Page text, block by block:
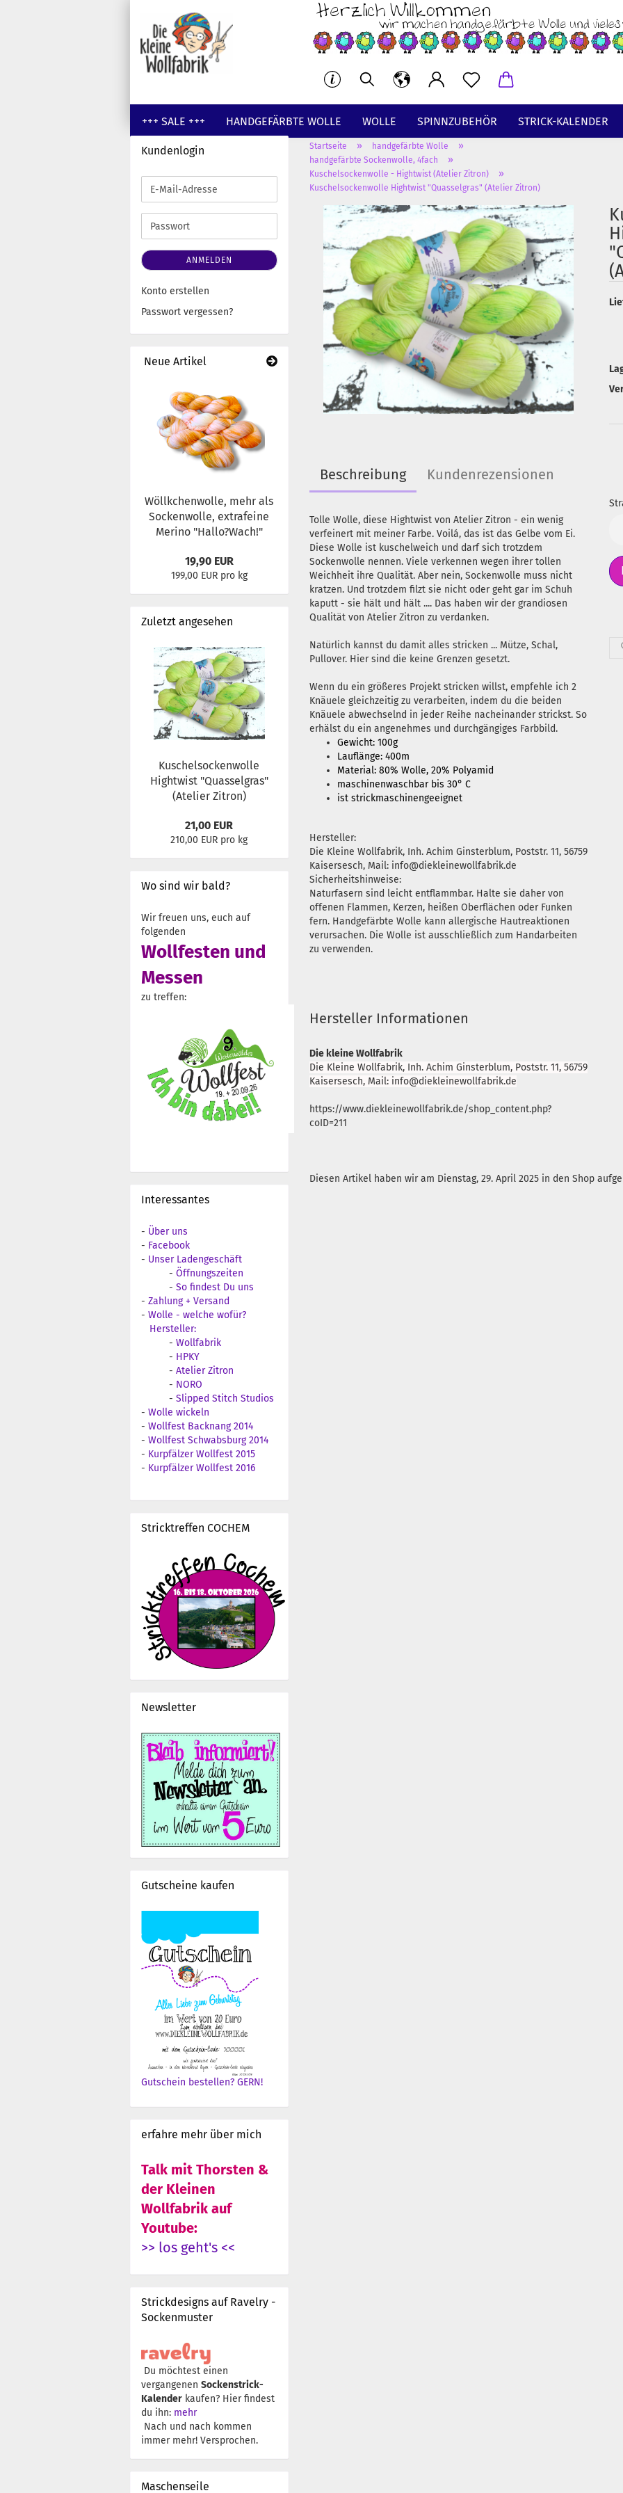
+++ SALE +++ HANDGEFÄRBTE WOLLE WOLLE SPINNZUBEHÖR STRICK-KALENDER
GUTSCHEINE WOLLE UNGEFÄRBT
Startseite » handgefärbte Wolle »
handgefärbte Sockenwolle, 4fach »
Kuschelsockenwolle - Hightwist (Atelier Zitron) »
Kuschelsockenwolle Hightwist "Quasselgras" (Atelier Zitron)
Beschreibung Kundenrezensionen
Tolle Wolle, diese Hightwist von Atelier Zitron - ein wenig
verfeinert mit meiner Farbe. Voilá, das ist das Gelbe vom Ei.
Diese Wolle ist kuschelweich und darf sich trotzdem
Sockenwolle nennen. Viele verkennen wegen ihrer tollen
Weichheit ihre Qualität. Aber nein, Sockenwolle muss nicht
kratzen. Und trotzdem filzt sie nicht oder geht gar im Schuh
kaputt - sie hält und hält .... Das haben wir der grandiosen
Qualität von Atelier Zitron zu verdanken.
Natürlich kannst du damit alles stricken ... Mütze, Schal,
Pullover. Hier sind die keine Grenzen gesetzt.
Wenn du ein größeres Projekt stricken willst, empfehle ich 2
Knäuele gleichzeitig zu verarbeiten, indem du die beiden
Knäuele abwechselnd in jeder Reihe nacheinander strickst. So
erhälst du ein angenehmes und durchgängiges Farbbild.
Gewicht: 100g
Lauflänge: 400m
Material: 80% Wolle, 20% Polyamid
maschinenwaschbar bis 30° C
ist strickmaschinengeeignet
Hersteller:
Die Kleine Wollfabrik, Inh. Achim Ginsterblum, Poststr. 11, 56759
Kaisersesch, Mail: info@diekleinewollfabrik.de
Sicherheitshinweise:
Naturfasern sind leicht entflammbar. Halte sie daher von
offenen Flammen, Kerzen, heißen Oberflächen oder Funken
fern. Handgefärbte Wolle kann allergische Hautreaktionen
verursachen. Die Wolle ist ausschließlich zum Handarbeiten
zu verwenden.
Hersteller Informationen
Die kleine Wollfabrik
Die Kleine Wollfabrik, Inh. Achim Ginsterblum, Poststr. 11, 56759
Kaisersesch, Mail: info@diekleinewollfabrik.de
https://www.diekleinewollfabrik.de/shop_content.php?
coID=211
Diesen Artikel haben wir am Dienstag, 29. April 2025 in den Shop
Kundenlogin
E-
Mail-
Adresse
Passwort
ANMELDEN
Konto erstellen
Passwort vergessen?
Neue Artikel
Wöllkchenwolle, mehr als
Sockenwolle, extrafeine
Merino "Hallo?Wach!"
19,90 EUR
199,00 EUR pro kg
Zuletzt angesehen
Kuschelsockenwolle
Hightwist "Quasselgras"
(Atelier Zitron)
21,00 EUR
210,00 EUR pro kg
Wo sind wir bald?
Wir freuen uns, euch auf
folgenden
Wollfesten und
Messen
zu treffen:
Interessantes
- Über uns
- Facebook
- Unser Ladengeschäft
- Öffnungszeiten
- So findest Du uns
- Zahlung + Versand
- Wolle - welche wofür?
Hersteller:
- Wollfabrik
- HPKY
- Atelier Zitron
- NORO
- Slipped Stitch Studios
- Wolle wickeln
- Wollfest Backnang 2014
- Wollfest Schwabsburg 2014
- Kurpfälzer Wollfest 2015
- Kurpfälzer Wollfest 2016
Stricktreffen COCHEM
Newsletter
Gutscheine kaufen
Gutschein bestellen? GERN!
erfahre mehr über mich
Talk mit Thorsten &
der Kleinen
Wollfabrik auf
Youtube:
>> los geht's <<
Strickdesigns auf Ravelry -
Sockenmuster
Du möchtest einen
vergangenen Sockenstrick-
Kalender kaufen? Hier findest
du ihn: mehr
Nach und nach kommen
immer mehr! Versprochen.
Maschenseile